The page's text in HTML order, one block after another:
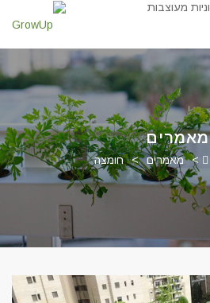
מאמרים
> מאמרים > חומצה